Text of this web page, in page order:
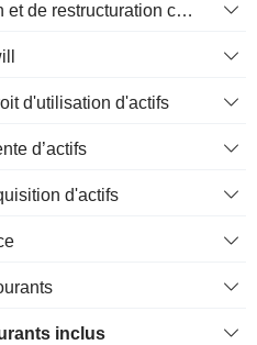
Total des frais de fusion et de restructuration connexes
d'utilisation d'actifs
d’actifs
d'actifs
inclus